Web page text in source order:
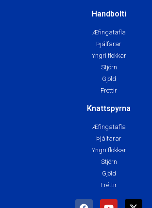
Handbolti
Æfingatafla
Þjálfarar
Yngri flokkar
Stjórn
Gjöld
Fréttir
Knattspyrna
Æfingatafla
Þjálfarar
Yngri flokkar
Stjórn
Gjöld
Fréttir